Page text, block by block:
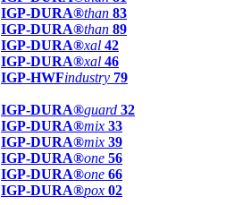
IGP-DURA®than 83
IGP-DURA®than 89
IGP-DURA®xal 42
IGP-DURA®xal 46
IGP-HWFindustry 79
IGP-DURA®guard 32
IGP-DURA®mix 33
IGP-DURA®mix 39
IGP-DURA®one 56
IGP-DURA®one 66
IGP-DURA®pox 02